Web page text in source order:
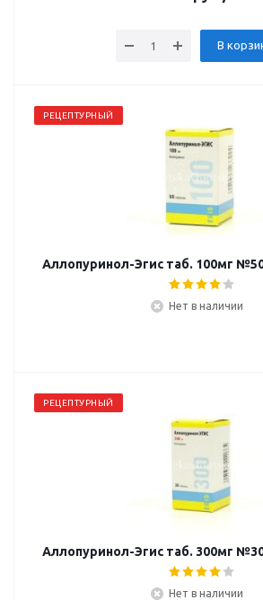
В
РЕЦЕПТУРНЫЙ
Аллопуринол-Эгис таб. 100мг
Нет в наличии
РЕЦЕПТУРНЫЙ
Аллопуринол-Эгис таб. 300мг
Нет в наличии